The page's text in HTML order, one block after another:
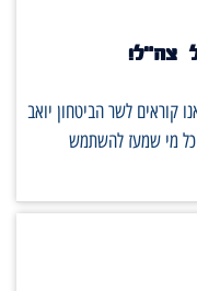
צה"ל!
קוראים לשר הביטחון יואב
כל מי שמעז להשתמש